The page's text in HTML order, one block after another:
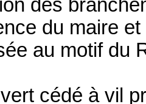
des
du maire
au motif du
cédé à vil